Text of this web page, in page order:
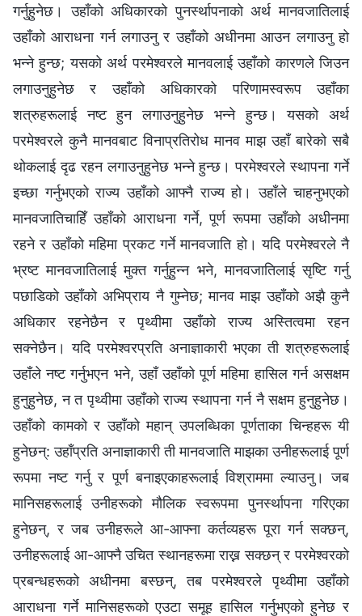
गर्नुहुनेछ। उहाँको अधिकारको पुनर्स्थापनाको अर्थ मानवजातिलाई
उहाँको आराधना गर्न लगाउनु र उहाँको अधीनमा आउन लगाउनु हो
भन्ने हुन्छ; यसको अर्थ परमेश्‍वरले मानवलाई उहाँको कारणले जिउन
लगाउनुहुनेछ र उहाँको अधिकारको परिणामस्वरूप उहाँका
शत्रुहरूलाई नष्ट हुन लगाउनुहुनेछ भन्ने हुन्छ। यसको अर्थ
परमेश्‍वरले कुनै मानवबाट विनाप्रतिरोध मानव माझ उहाँ बारेको सबै
थोकलाई दृढ रहन लगाउनुहुनेछ भन्ने हुन्छ। परमेश्‍वरले स्थापना गर्ने
इच्छा गर्नुभएको राज्य उहाँको आफ्नै राज्य हो। उहाँले चाहनुभएको
मानवजातिचाहिँ उहाँको आराधना गर्ने, पूर्ण रूपमा उहाँको अधीनमा
रहने र उहाँको महिमा प्रकट गर्ने मानवजाति हो। यदि परमेश्‍वरले नै
भ्रष्ट मानवजातिलाई मुक्त गर्नुहुन्न भने, मानवजातिलाई सृष्टि गर्नु
पछाडिको उहाँको अभिप्राय नै गुम्नेछ; मानव माझ उहाँको अझै कुनै
अधिकार रहनेछैन र पृथ्वीमा उहाँको राज्य अस्तित्वमा रहन
सक्नेछैन। यदि परमेश्‍वरप्रति अनाज्ञाकारी भएका ती शत्रुहरूलाई
उहाँले नष्ट गर्नुभएन भने, उहाँ उहाँको पूर्ण महिमा हासिल गर्न असक्षम
हुनुहुनेछ, न त पृथ्वीमा उहाँको राज्य स्थापना गर्न नै सक्षम हुनुहुनेछ।
उहाँको कामको र उहाँको महान्‌ उपलब्धिका पूर्णताका चिन्हहरू यी
हुनेछन्: उहाँप्रति अनाज्ञाकारी ती मानवजाति माझका उनीहरूलाई पूर्ण
रूपमा नष्ट गर्नु र पूर्ण बनाइएकाहरूलाई विश्राममा ल्याउनु। जब
मानिसहरूलाई उनीहरूको मौलिक स्वरूपमा पुनर्स्थापना गरिएका
हुनेछन्, र जब उनीहरूले आ-आफ्ना कर्तव्यहरू पूरा गर्न सक्छन्,
उनीहरूलाई आ-आफ्नै उचित स्थानहरूमा राख्न सक्छन् र परमेश्‍वरको
प्रबन्धहरूको अधीनमा बस्छन्, तब परमेश्‍वरले पृथ्वीमा उहाँको
आराधना गर्ने मानिसहरूको एउटा समूह हासिल गर्नुभएको हुनेछ र